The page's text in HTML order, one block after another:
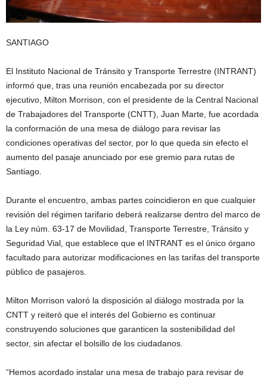
SANTIAGO
El Instituto Nacional de Tránsito y Transporte Terrestre (INTRANT)
informó que, tras una reunión encabezada por su director
ejecutivo, Milton Morrison, con el presidente de la Central Nacional
de Trabajadores del Transporte (CNTT), Juan Marte, fue acordada
la conformación de una mesa de diálogo para revisar las
condiciones operativas del sector, por lo que queda sin efecto el
aumento del pasaje anunciado por ese gremio para rutas de
Santiago.
Durante el encuentro, ambas partes coincidieron en que cualquier
revisión del régimen tarifario deberá realizarse dentro del marco de
la Ley núm. 63-17 de Movilidad, Transporte Terrestre, Tránsito y
Seguridad Vial, que establece que el INTRANT es el único órgano
facultado para autorizar modificaciones en las tarifas del transporte
público de pasajeros.
Milton Morrison valoró la disposición al diálogo mostrada por la
CNTT y reiteró que el interés del Gobierno es continuar
construyendo soluciones que garanticen la sostenibilidad del
sector, sin afectar el bolsillo de los ciudadanos.
“Hemos acordado instalar una mesa de trabajo para revisar de